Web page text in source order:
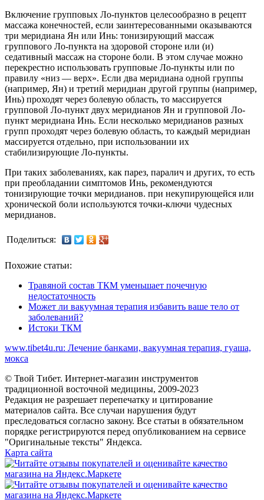
Включение групповых Ло-пунктов целесообразно в рецепт
массажа конечностей, если заинтересованными оказываются
три меридиана Ян или Инь: тонизирующий массаж
группового Ло-пункта на здоровой стороне или (и)
седативный массаж на стороне боли. В этом случае можно
перекрестно использовать групповые Ло-пункты или по
правилу «низ — верх». Если два меридиана одной группы
(например, Ян) и третий меридиан другой группы (например,
Инь) проходят через болевую область, то массируется
групповой Ло-пункт двух меридианов Ян и групповой Ло-
пункт меридиана Инь. Если несколько меридианов разных
групп проходят через болевую область, то каждый меридиан
массируется отдельно, при использовании их
стабилизирующие Ло-пункты.
При таких заболеваниях, как парез, паралич и других, то есть
при преобладании симптомов Инь, рекомендуются
тонизирующие точки меридианов. при некупирующейся или
хронической боли используются точки-ключи чудесных
меридианов.
Поделиться:
Похожие статьи:
Травяной состав ТКМ уменьшает почечную
недостаточность
Может ли вакуумная терапия избавить ваше тело от
заболеваний?
Истоки ТКМ
www.tibet4u.ru: Лечение банками, вакуумная терапия, гуаша,
мокса
© Твой Тибет. Интернет-магазин инструментов
традиционной восточной медицины, 2009-2023
Редакция не разрешает перепечатку и цитирование
материалов сайта. Все случаи нарушения будут
преследоваться согласно закону. Все статьи в обязательном
порядке регистрируются перед опубликованием на сервисе
"Оригинальные тексты" Яндекса.
Карта сайта